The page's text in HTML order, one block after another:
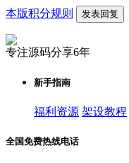
本版积分规则 发表回复
专注源码分享6年
新手指南
福利资源 架设教程
全国免费热线电话